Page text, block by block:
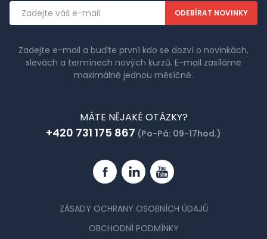
Emailová
adresa
Zadejte e-mail a buďte první kdo se dozví o novinkách,
slevách a termínech nových kurzů. E-mail zasíláme
maximálně jednou měsíčně.
MÁTE NĚJAKÉ OTÁZKY?
+420 731 175 867 (Po-Pá: 09-17hod.)
FacebookLinkedinYouTube
ZÁSADY OCHRANY OSOBNÍCH ÚDAJŮ
OBCHODNÍ PODMÍNKY